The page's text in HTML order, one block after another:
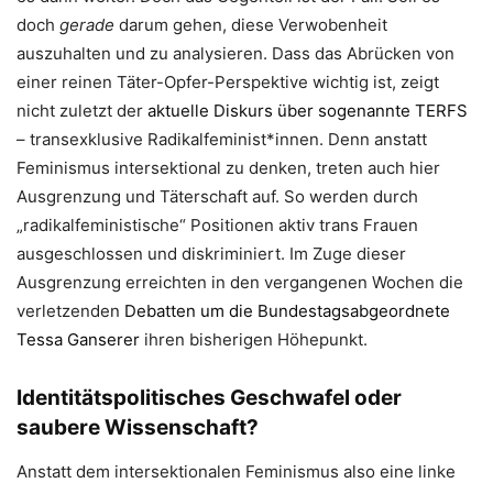
doch gerade darum gehen, diese Verwobenheit
auszuhalten und zu analysieren. Dass das Abrücken von
einer reinen Täter-Opfer-Perspektive wichtig ist, zeigt
nicht zuletzt der aktuelle Diskurs über sogenannte TERFS
– transexklusive Radikalfeminist*innen. Denn anstatt
Feminismus intersektional zu denken, treten auch hier
Ausgrenzung und Täterschaft auf. So werden durch
„radikalfeministische“ Positionen aktiv trans Frauen
ausgeschlossen und diskriminiert. Im Zuge dieser
Ausgrenzung erreichten in den vergangenen Wochen die
verletzenden Debatten um die Bundestagsabgeordnete
Tessa Ganserer ihren bisherigen Höhepunkt.
Identitätspolitisches Geschwafel oder
saubere Wissenschaft?
Anstatt dem intersektionalen Feminismus also eine linke